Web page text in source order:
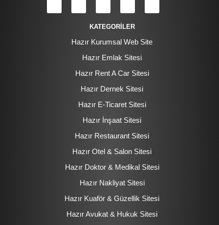
KATEGORİLER
Hazır Kurumsal Web Site
Hazır Emlak Sitesi
Hazır Rent A Car Sitesi
Hazır Dernek Sitesi
Hazır E-Ticaret Sitesi
Hazır İnşaat Sitesi
Hazır Restaurant Sitesi
Hazır Otel & Salon Sitesi
Hazır Doktor & Medikal Sitesi
Hazır Nakliyat Sitesi
Hazır Kuaför & Güzellik Sitesi
Hazır Avukat & Hukuk Sitesi